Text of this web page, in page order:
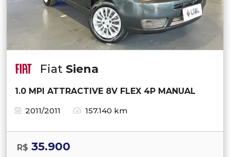
Fiat Siena
1.0 MPI ATTRACTIVE 8V FLEX 4P MANUAL
2011/2011
157.140 km
R$ 35.900